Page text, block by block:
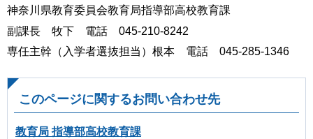
神奈川県教育委員会教育局指導部高校教育課
副課長 牧下 電話 045-210-8242
専任主幹（入学者選抜担当）根本 電話 045-285-1346
このページに関するお問い合わせ先
教育局 指導部高校教育課